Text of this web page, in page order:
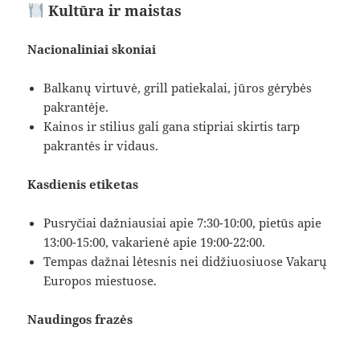
Kultūra ir maistas
Nacionaliniai skoniai
Balkanų virtuvė, grill patiekalai, jūros gėrybės
pakrantėje.
Kainos ir stilius gali gana stipriai skirtis tarp
pakrantės ir vidaus.
Kasdienis etiketas
Pusryčiai dažniausiai apie 7:30-10:00, pietūs apie
13:00-15:00, vakarienė apie 19:00-22:00.
Tempas dažnai lėtesnis nei didžiuosiuose Vakarų
Europos miestuose.
Naudingos frazės